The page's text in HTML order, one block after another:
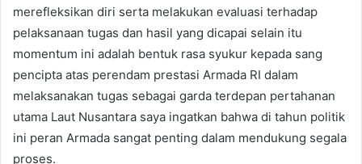
merefleksikan diri serta melakukan evaluasi terhadap
pelaksanaan tugas dan hasil yang dicapai selain itu
momentum ini adalah bentuk rasa syukur kepada sang
pencipta atas perendam prestasi Armada RI dalam
melaksanakan tugas sebagai garda terdepan pertahanan
utama Laut Nusantara saya ingatkan bahwa di tahun politik
ini peran Armada sangat penting dalam mendukung segala
proses.